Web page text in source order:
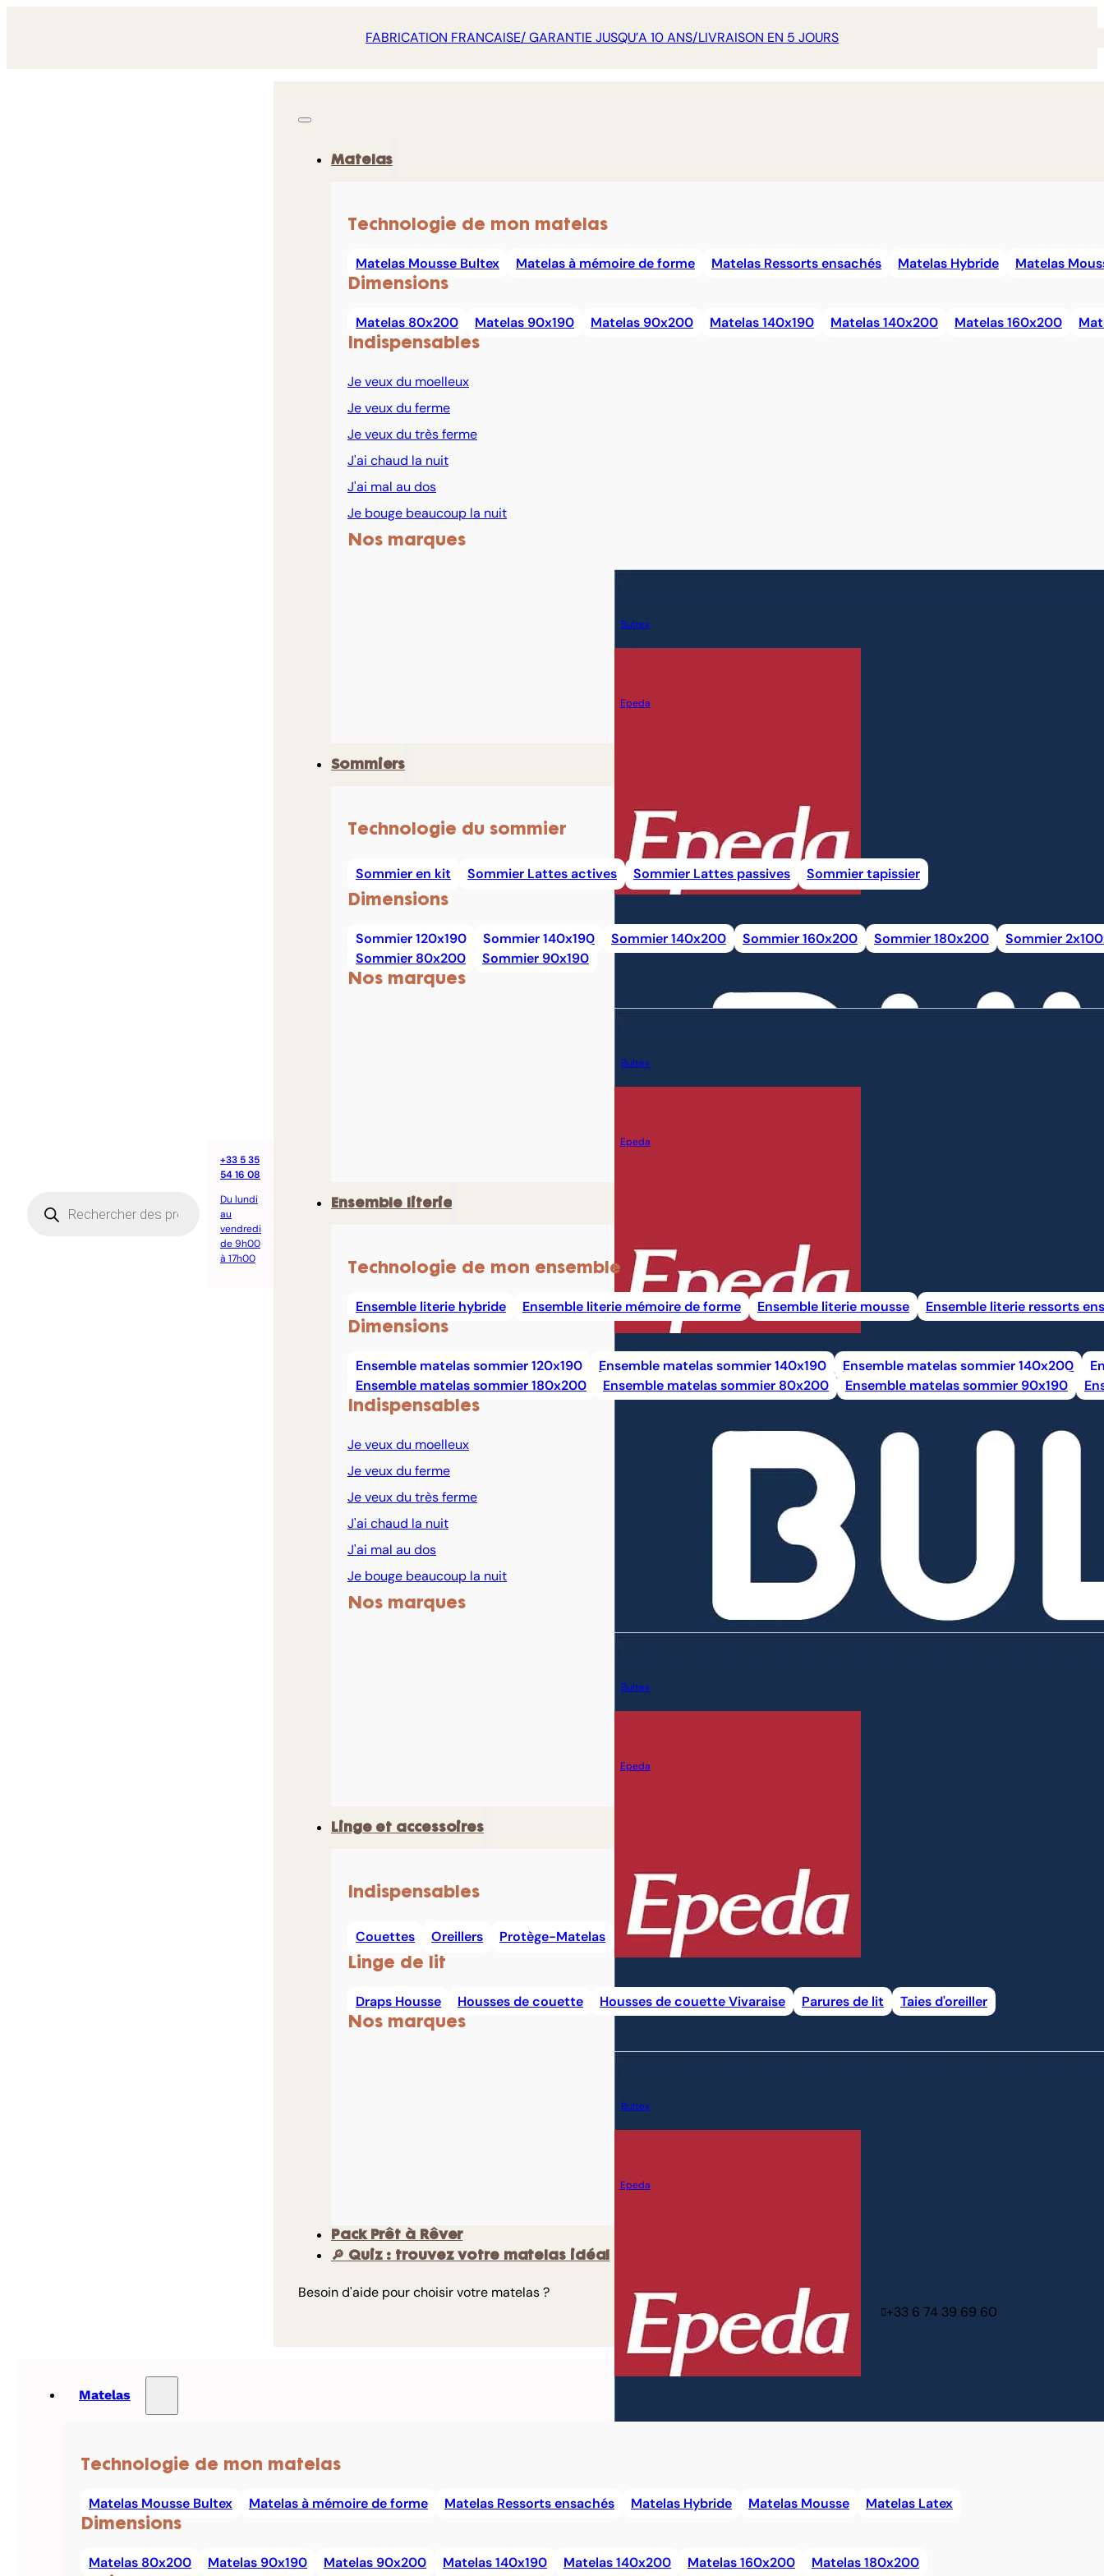
FABRICATION FRANCAISE/ GARANTIE JUSQU’A 10 ANS/LIVRAISON EN 5 JOURS
produits
+33 5 35
54 16 08
Du lundi
au
vendredi
de 9h00
à 17h00
Matelas
Technologie de mon matelas
Matelas Mousse Bultex Matelas à mémoire de forme Matelas Ressorts ensachés Matelas Hybride Matelas
Dimensions
Matelas 80x200 Matelas 90x190 Matelas 90x200 Matelas 140x190 Matelas 140x200 Matelas 160x200
Indispensables
Je veux du moelleux
Je veux du ferme
Je veux du très ferme
J'ai chaud la nuit
J'ai mal au dos
Je bouge beaucoup la nuit
Nos marques
Bultex
Epeda
Sommiers
Technologie du sommier
Sommier en kit Sommier Lattes actives Sommier Lattes passives Sommier tapissier
Dimensions
Sommier 120x190 Sommier 140x190 Sommier 140x200 Sommier 160x200 Sommier 180x200
Sommier
Sommier 80x200
Sommier 90x190
Nos marques
Bultex
Epeda
Ensemble literie
Technologie de mon ensemble
Ensemble literie hybride Ensemble literie mémoire de forme Ensemble literie mousse Ensemble literie ressorts
Dimensions
Ensemble matelas sommier 120x190 Ensemble matelas sommier 140x190 Ensemble matelas sommier 140x200
Ensemble matelas sommier 180x200
Ensemble matelas sommier 80x200 Ensemble matelas sommier 90x190
Indispensables
Je veux du moelleux
Je veux du ferme
Je veux du très ferme
J'ai chaud la nuit
J'ai mal au dos
Je bouge beaucoup la nuit
Nos marques
Bultex
Epeda
Linge et accessoires
Indispensables
Couettes Oreillers Protège-Matelas
Linge de lit
Draps Housse Housses de couette Housses de couette Vivaraise Parures de lit Taies d'oreiller
Nos marques
Bultex
Epeda
Pack Prêt à Rêver
🔎 Quiz : trouvez votre matelas idéal
Besoin d'aide pour choisir votre matelas ?
+33 6 74 39 69 60
Matelas
Technologie de mon matelas
Matelas Mousse Bultex Matelas à mémoire de forme Matelas Ressorts ensachés Matelas Hybride Matelas Mousse Matelas Latex
Dimensions
Matelas 80x200 Matelas 90x190 Matelas 90x200 Matelas 140x190 Matelas 140x200 Matelas 160x200 Matelas 180x200